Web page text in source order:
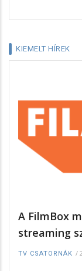
KIEMELT HÍREK
A FilmBox
streaming
TV CSATORNÁK /